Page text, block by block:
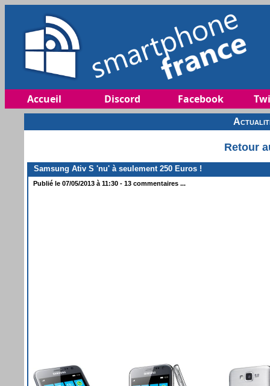
Accueil Discord Facebook
Retour
Samsung Ativ S 'nu' à seulement 250 Euros !
Publié le 07/05/2013 à 11:30 - 13 commentaires ...